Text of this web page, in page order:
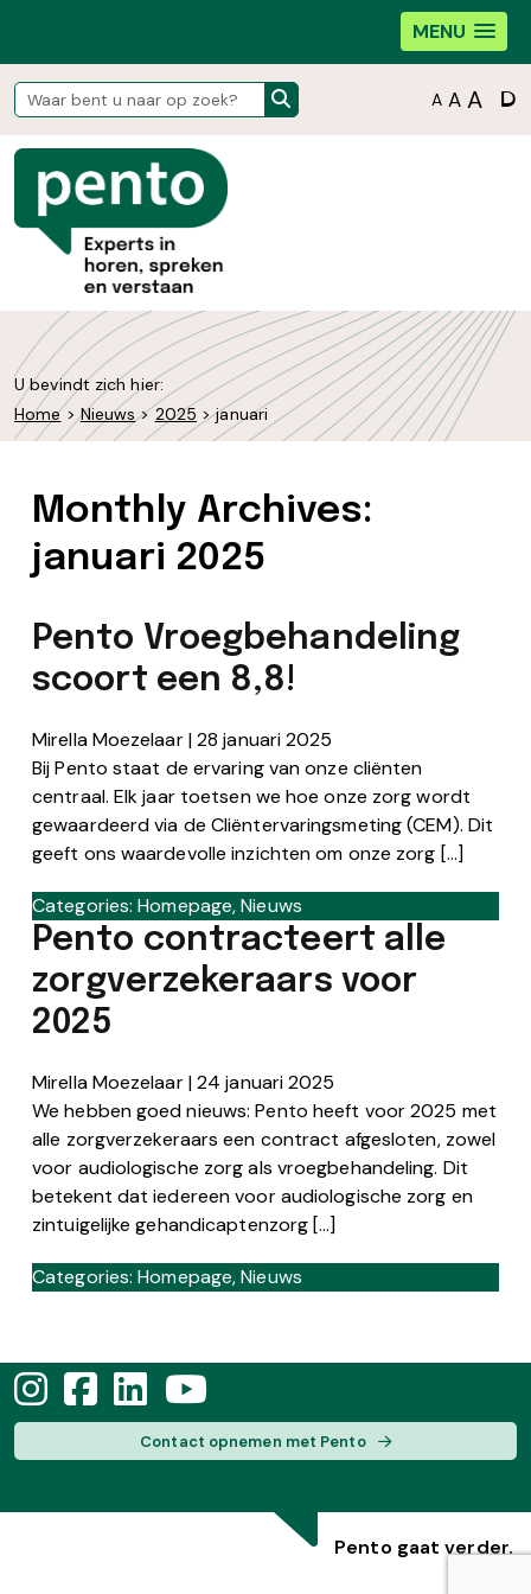
MENU
A A A D
U bevindt zich hier:
Home>Nieuws>2025 >januari
Monthly Archives:
januari 2025
Pento Vroegbehandeling
scoort een 8,8!
Mirella Moezelaar |28 januari 2025
Bij Pento staat de ervaring van onze cliënten
centraal. Elk jaar toetsen we hoe onze zorg wordt
gewaardeerd via de Cliëntervaringsmeting (CEM). Dit
geeft ons waardevolle inzichten om onze zorg […]
Categories:Homepage,Nieuws
Pento contracteert alle
zorgverzekeraars voor
2025
Mirella Moezelaar |24 januari 2025
We hebben goed nieuws: Pento heeft voor 2025 met
alle zorgverzekeraars een contract afgesloten, zowel
voor audiologische zorg als vroegbehandeling. Dit
betekent dat iedereen voor audiologische zorg en
zintuigelijke gehandicaptenzorg […]
Categories:Homepage,Nieuws
Contact opnemen met Pento
Pento gaat verder.